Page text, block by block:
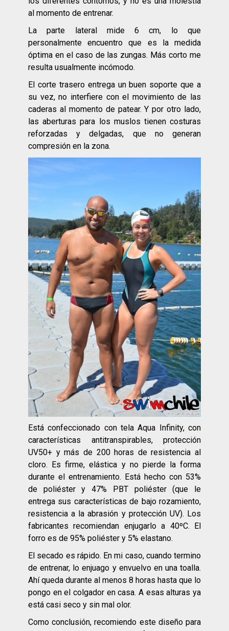
al momento de entrenar.
La parte lateral mide 6 cm, lo que
personalmente encuentro que es la medida
óptima en el caso de las zungas. Más corto me
resulta usualmente incómodo.
El corte trasero entrega un buen soporte que a
su vez, no interfiere con el movimiento de las
caderas al momento de patear. Y por otro lado,
las aberturas para los muslos tienen costuras
reforzadas y delgadas, que no generan
compresión en la zona.
Está confeccionado con tela Aqua Infinity, con
características antitranspirables, protección
UV50+ y más de 200 horas de resistencia al
cloro. Es firme, elástica y no pierde la forma
durante el entrenamiento. Está hecho con 53%
de poliéster y 47% PBT poliéster (que le
entrega sus características de bajo rozamiento,
resistencia a la abrasión y protección UV). Los
fabricantes recomiendan enjugarlo a 40ºC. El
forro es de 95% poliéster y 5% elastano.
El secado es rápido. En mi caso, cuando termino
de entrenar, lo enjuago y envuelvo en una toalla.
Ahí queda durante al menos 8 horas hasta que lo
pongo en el colgador en casa. A esas alturas ya
está casi seco y sin mal olor.
Como conclusión, recomiendo este diseño para